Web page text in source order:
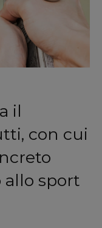
il
con cui
allo sport